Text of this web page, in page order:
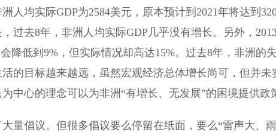
人均实际GDP为2584美元，原本预计到2021年将达到
过去8年，非洲人均实际GDP几乎没有增长。另外，
降低到9%，但实际情况却高达15%。过去8年，非洲的
的目标越来越远，虽然宏观经济总体增长尚可，但并未
中心的理念可以为非洲“有增长、无发展”的困境提供政
倡议。但很多倡议要么停留在纸面，要么“雷声大、雨